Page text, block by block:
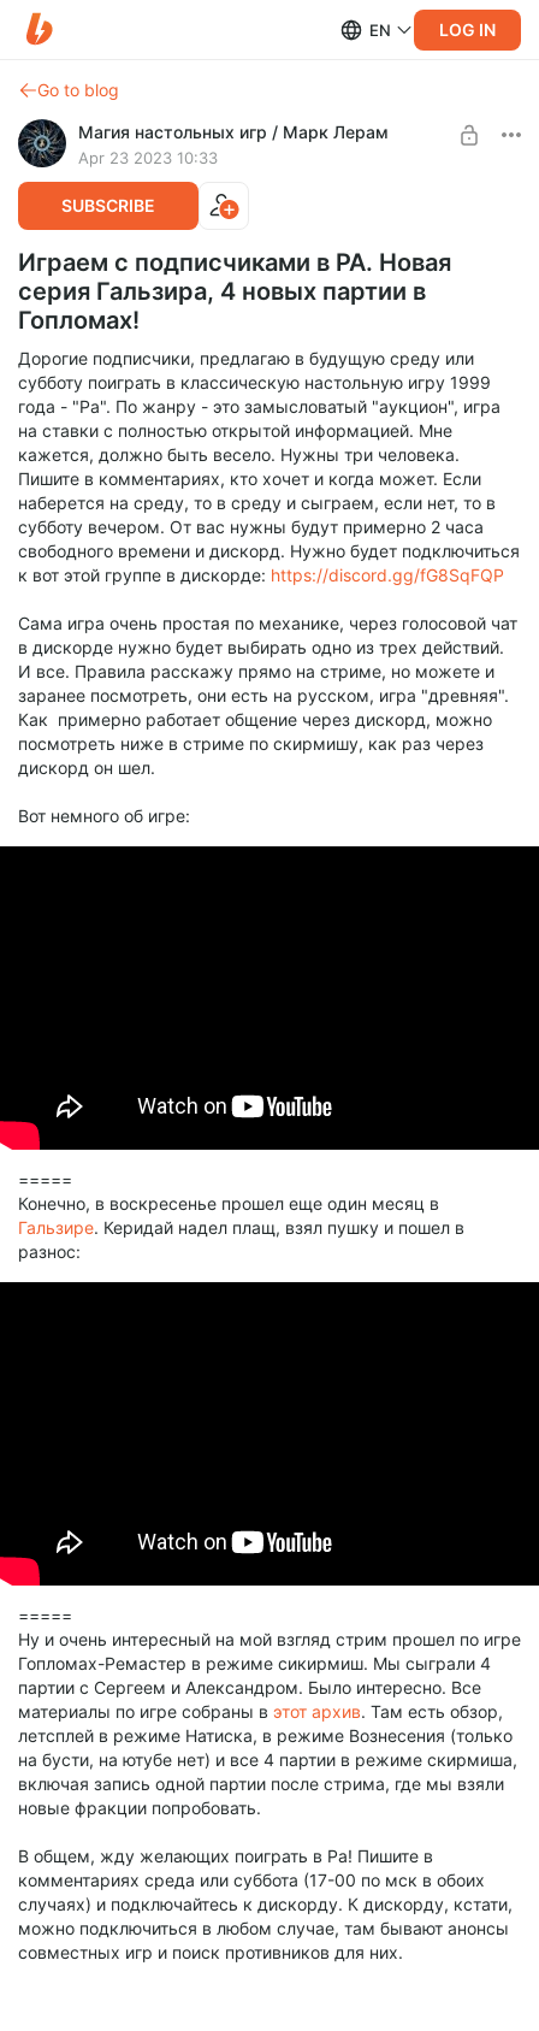
EN LOG IN
Go to blog
Магия настольных игр / Марк Лерам
Apr 23 2023 10:33
SUBSCRIBE
Играем с подписчиками в РА. Новая
серия Гальзира, 4 новых партии в
Гопломах!
Дорогие подписчики, предлагаю в будущую среду или
субботу поиграть в классическую настольную игру 1999
года - "Ра". По жанру - это замысловатый "аукцион", игра
на ставки с полностью открытой информацией. Мне
кажется, должно быть весело. Нужны три человека.
Пишите в комментариях, кто хочет и когда может. Если
наберется на среду, то в среду и сыграем, если нет, то в
субботу вечером. От вас нужны будут примерно 2 часа
свободного времени и дискорд. Нужно будет подключиться
к вот этой группе в дискорде: https://discord.gg/fG8SqFQP
Сама игра очень простая по механике, через голосовой чат
в дискорде нужно будет выбирать одно из трех действий.
И все. Правила расскажу прямо на стриме, но можете и
заранее посмотреть, они есть на русском, игра "древняя".
Как примерно работает общение через дискорд, можно
посмотреть ниже в стриме по скирмишу, как раз через
дискорд он шел.
Вот немного об игре:
=====
Конечно, в воскресенье прошел еще один месяц в
Гальзире. Керидай надел плащ, взял пушку и пошел в
разнос:
=====
Ну и очень интересный на мой взгляд стрим прошел по игре
Гопломах-Ремастер в режиме сикирмиш. Мы сыграли 4
партии с Сергеем и Александром. Было интересно. Все
материалы по игре собраны в этот архив. Там есть обзор,
летсплей в режиме Натиска, в режиме Вознесения (только
на бусти, на ютубе нет) и все 4 партии в режиме скирмиша,
включая запись одной партии после стрима, где мы взяли
новые фракции попробовать.
В общем, жду желающих поиграть в Ра! Пишите в
комментариях среда или суббота (17-00 по мск в обоих
случаях) и подключайтесь к дискорду. К дискорду, кстати,
можно подключиться в любом случае, там бывают анонсы
совместных игр и поиск противников для них.